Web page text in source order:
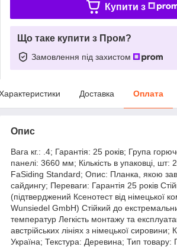
Купити з
Що таке купити з Пром?
Замовлення під захистом
Доставка Оплата
Опис
Вага кг.: .4; Гарантія: 25 років; Група
панелі: 3660 мм; Кількість в упаковці, шт:
FaSiding Standard; Опис: Планка, якою
сайдингу; Переваги: Гарантія 25 років
(підтверджений Ксенотест від німецької
Wunsiedel GmbH) Стійкий до
температур Легкість монтажу та
австрійських лініях з німецької
Україна; Текстура: Деревина; Тип товару: